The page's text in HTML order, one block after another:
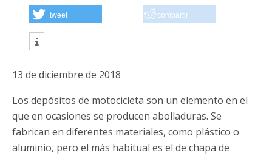
tweet compartir
13 de diciembre de 2018
Los depósitos de motocicleta son un elemento en el
que en ocasiones se producen abolladuras. Se
fabrican en diferentes materiales, como plástico o
aluminio, pero el más habitual es el de chapa de